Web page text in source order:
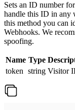
Sets an ID number
handle this ID in any
this method you can
Webhooks. We
spoofing.
Name Type
token string Visitor